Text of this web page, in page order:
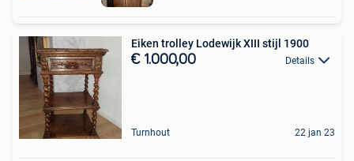
Eiken trolley Lodewijk XIII stijl 1900
€ 1.000,00 Details
Turnhout 22 jan 23